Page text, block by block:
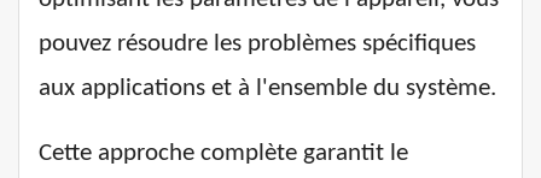
pouvez résoudre les problèmes spécifiques
aux applications et à l'ensemble du système.
Cette approche complète garantit le